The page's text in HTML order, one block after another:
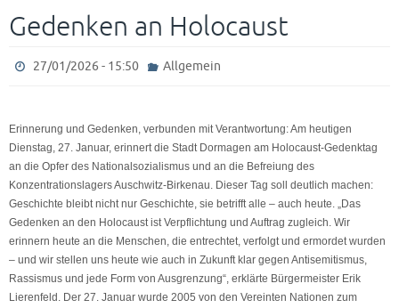
Gedenken an Holocaust
27/01/2026 - 15:50 Allgemein
Erinnerung und Gedenken, verbunden mit Verantwortung: Am heutigen
Dienstag, 27. Januar, erinnert die Stadt Dormagen am Holocaust-Gedenktag
an die Opfer des Nationalsozialismus und an die Befreiung des
Konzentrationslagers Auschwitz-Birkenau. Dieser Tag soll deutlich machen:
Geschichte bleibt nicht nur Geschichte, sie betrifft alle – auch heute.
„Das
Gedenken an den Holocaust ist Verpflichtung und Auftrag zugleich. Wir
erinnern heute an die Menschen, die entrechtet, verfolgt und ermordet wurden
– und wir stellen uns heute wie auch in Zukunft klar gegen Antisemitismus,
Rassismus und jede Form von Ausgrenzung“, erklärte Bürgermeister Erik
Lierenfeld. Der 27. Januar wurde 2005 von den Vereinten Nationen zum